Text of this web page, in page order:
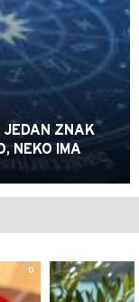
JEDAN ZNAK
NEKO IMA
0